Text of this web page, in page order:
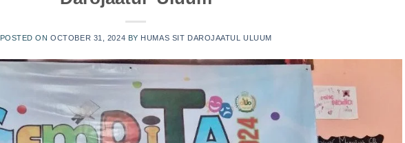
POSTED ONOCTOBER 31, 2024 BY HUMAS SIT DAROJAATUL ULUUM